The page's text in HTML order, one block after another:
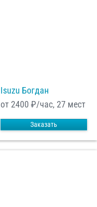
Isuzu Богдан
от 2400 ₽/час, 27 мест
Заказать